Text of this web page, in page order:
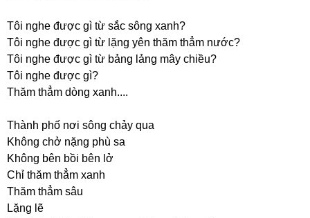
Tôi nghe được gì từ sắc sông xanh?
Tôi nghe được gì từ lặng yên thăm thẳm nước?
Tôi nghe được gì từ bảng lảng mây chiều?
Tôi nghe được gì?
Thăm thẳm dòng xanh....
Thành phố nơi sông chảy qua
Không chở nặng phù sa
Không bên bồi bên lở
Chỉ thăm thẳm xanh
Thăm thẳm sâu
Lặng lẽ